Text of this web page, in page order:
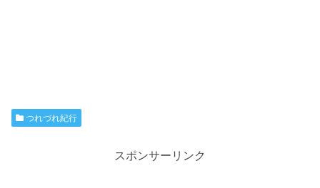
つれづれ紀行
スポンサーリンク